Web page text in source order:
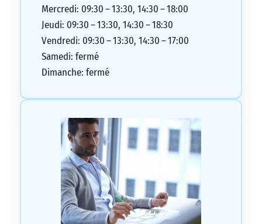
Mercredi: 09:30 – 13:30, 14:30 – 18:00
Jeudi: 09:30 – 13:30, 14:30 – 18:30
Vendredi: 09:30 – 13:30, 14:30 – 17:00
Samedi: fermé
Dimanche: fermé